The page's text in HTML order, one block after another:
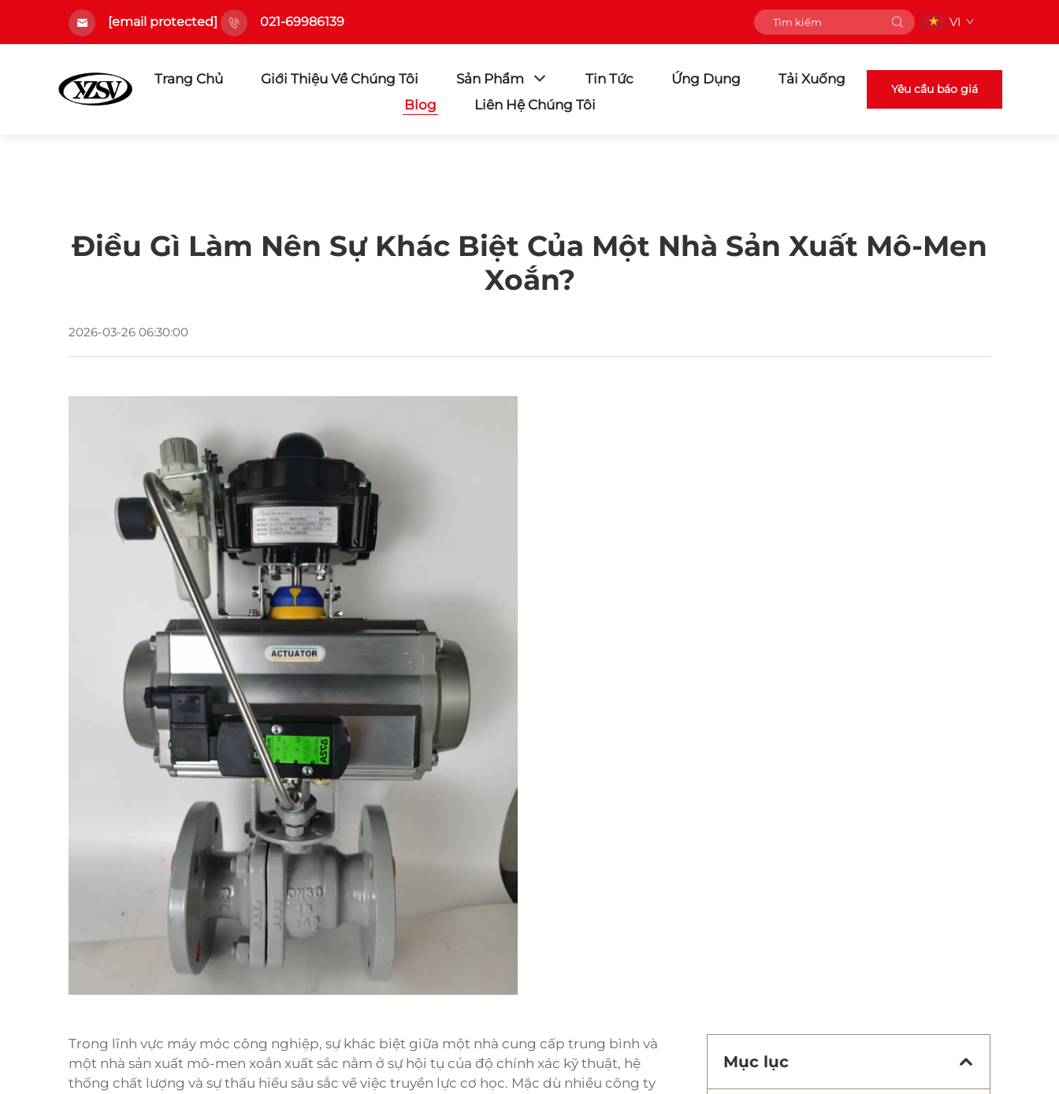
[email protected] 021-69986139 VI
Trang Chủ Giới Thiệu Về Chúng Tôi Sản Phẩm Tin Tức Ứng Dụng
Tải Xuống
Blog
Liên Hệ Chúng Tôi
Yêu cầu báo giá
Điều Gì Làm Nên Sự Khác Biệt Của Một Nhà Sản Xuất Mô-Men
Xoắn?
2026-03-26 06:30:00
Trong lĩnh vực máy móc công nghiệp, sự khác biệt giữa một nhà cung cấp trung bình và
một nhà sản xuất mô-men xoắn xuất sắc nằm ở sự hội tụ của độ chính xác kỹ thuật, hệ
thống chất lượng và sự thấu hiểu sâu sắc về việc truyền lực cơ học. Mặc dù nhiều công ty
Mục lục